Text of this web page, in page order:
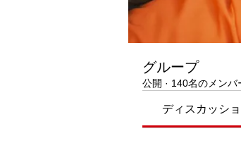
グループ
公開 · 140名のメンバ
ディスカッシ